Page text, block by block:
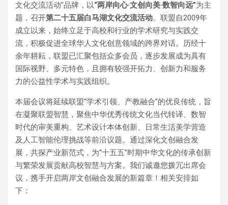
文化交流活动”品牌，以“两岸向心·文创向美·数智向远”为主
题，召开第二十五届白马湖文化交流活动。联盟自2009年
成立以来，始终立足于高校和行业的学术研究与实践交
流，积极促进全球华人文化创意领域的跨界对话。历经十
余年耕耘，联盟已汇聚包括众多会员，逐步发展成为具有
国际视野、多元特色，且拥有较强开拓力、创新力和服务
力的公益性学术与实践组织。
本届会议将延续联盟“学术引领、产教融合”的优良传统，旨
在凝聚联盟智慧，聚焦中华优秀传统文化当代转译、数智
时代的审美重构、艺术设计本体创新、日常生活美学营造
及人工智能伦理挑战等前沿议题。通过深化文创融合发
展，共探产业新范式，为“十五五”时期中华文化的传承创新
与繁荣发展贡献高校智慧与方案。我们诚邀您拨冗出席会
议，携手开启两岸文创融合发展的新篇章！相关安排如
下：